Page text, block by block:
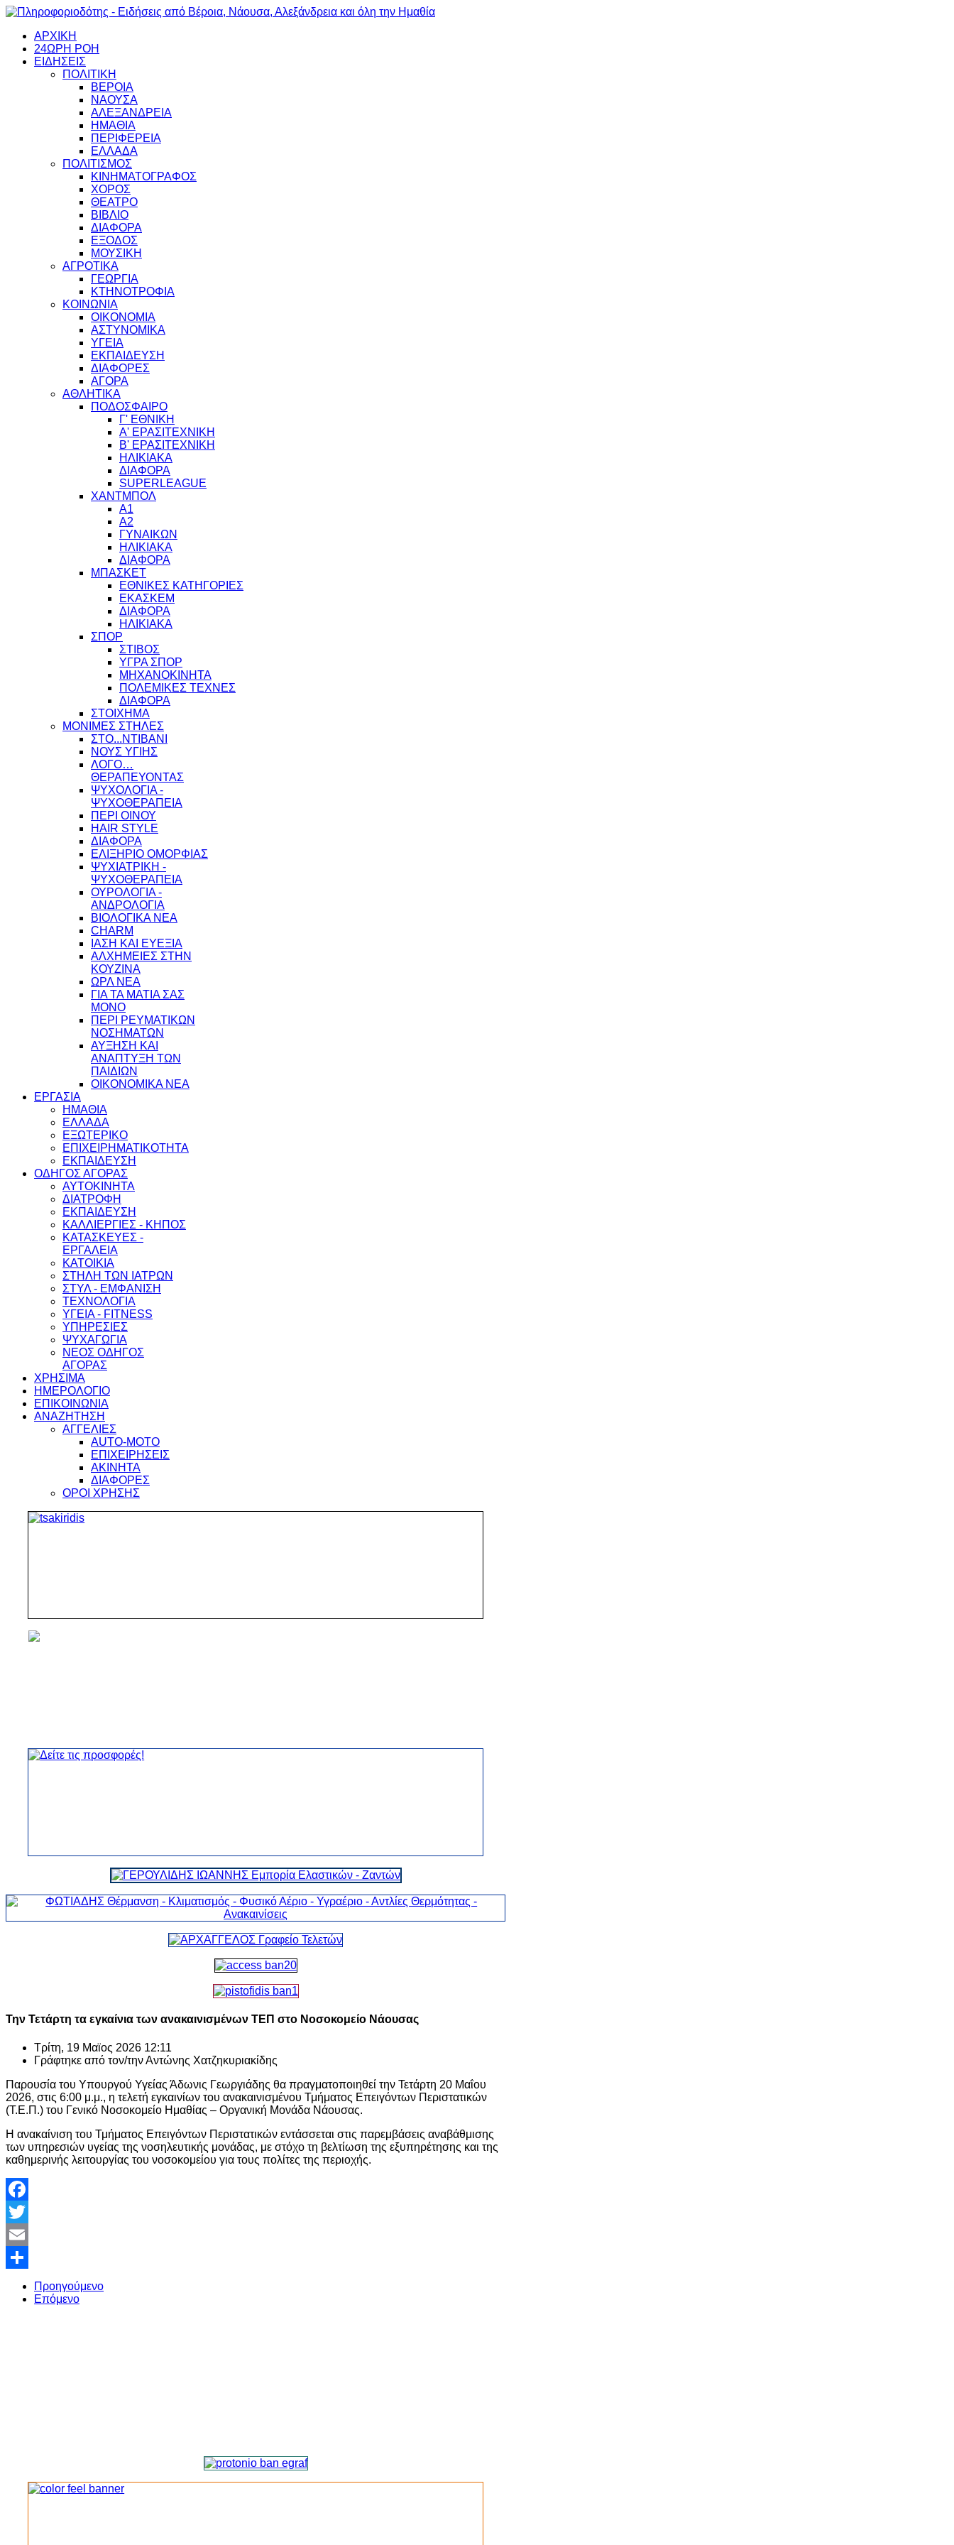
ΑΡΧΙΚΗ
24ΩΡΗ ΡΟΗ
ΕΙΔΗΣΕΙΣ
ΠΟΛΙΤΙΚΗ
ΒΕΡΟΙΑ
ΝΑΟΥΣΑ
ΑΛΕΞΑΝΔΡΕΙΑ
ΗΜΑΘΙΑ
ΠΕΡΙΦΕΡΕΙΑ
ΕΛΛΑΔΑ
ΠΟΛΙΤΙΣΜΟΣ
ΚΙΝΗΜΑΤΟΓΡΑΦΟΣ
ΧΟΡΟΣ
ΘΕΑΤΡΟ
ΒΙΒΛΙΟ
ΔΙΑΦΟΡΑ
ΕΞΟΔΟΣ
ΜΟΥΣΙΚΗ
ΑΓΡΟΤΙΚΑ
ΓΕΩΡΓΙΑ
ΚΤΗΝΟΤΡΟΦΙΑ
ΚΟΙΝΩΝΙΑ
ΟΙΚΟΝΟΜΙΑ
ΑΣΤΥΝΟΜΙΚΑ
ΥΓΕΙΑ
ΕΚΠΑΙΔΕΥΣΗ
ΔΙΑΦΟΡΕΣ
ΑΓΟΡΑ
ΑΘΛΗΤΙΚΑ
ΠΟΔΟΣΦΑΙΡΟ
Γ' ΕΘΝΙΚΗ
Α' ΕΡΑΣΙΤΕΧΝΙΚΗ
Β' ΕΡΑΣΙΤΕΧΝΙΚΗ
ΗΛΙΚΙΑΚΑ
ΔΙΑΦΟΡΑ
SUPERLEAGUE
ΧΑΝΤΜΠΟΛ
Α1
Α2
ΓΥΝΑΙΚΩΝ
ΗΛΙΚΙΑΚΑ
ΔΙΑΦΟΡΑ
ΜΠΑΣΚΕΤ
ΕΘΝΙΚΕΣ ΚΑΤΗΓΟΡΙΕΣ
ΕΚΑΣΚΕΜ
ΔΙΑΦΟΡΑ
ΗΛΙΚΙΑΚΑ
ΣΠΟΡ
ΣΤΙΒΟΣ
ΥΓΡΑ ΣΠΟΡ
ΜΗΧΑΝΟΚΙΝΗΤΑ
ΠΟΛΕΜΙΚΕΣ ΤΕΧΝΕΣ
ΔΙΑΦΟΡΑ
ΣΤΟΙΧΗΜΑ
ΜΟΝΙΜΕΣ ΣΤΗΛΕΣ
ΣΤΟ...ΝΤΙΒΑΝΙ
ΝΟΥΣ ΥΓΙΗΣ
ΛΟΓΟ…
ΘΕΡΑΠΕΥΟΝΤΑΣ
ΨΥΧΟΛΟΓΙΑ -
ΨΥΧΟΘΕΡΑΠΕΙΑ
ΠΕΡΙ ΟΙΝΟΥ
HAIR STYLE
ΔΙΑΦΟΡΑ
ΕΛΙΞΗΡΙΟ ΟΜΟΡΦΙΑΣ
ΨΥΧΙΑΤΡΙΚΗ -
ΨΥΧΟΘΕΡΑΠΕΙΑ
ΟΥΡΟΛΟΓΙΑ -
ΑΝΔΡΟΛΟΓΙΑ
ΒΙΟΛΟΓΙΚΑ ΝΕΑ
CHARM
ΙΑΣΗ ΚΑΙ ΕΥΕΞΙΑ
ΑΛΧΗΜΕΙΕΣ ΣΤΗΝ
ΚΟΥΖΙΝΑ
ΩΡΛ ΝEA
ΓΙΑ ΤΑ ΜΑΤΙΑ ΣΑΣ
ΜΟΝΟ
ΠΕΡΙ ΡΕΥΜΑΤΙΚΩΝ
ΝΟΣΗΜΑΤΩΝ
ΑΥΞΗΣΗ ΚΑΙ
ΑΝΑΠΤΥΞΗ ΤΩΝ
ΠΑΙΔΙΩΝ
ΟΙΚΟΝΟΜΙΚΑ ΝΕΑ
ΕΡΓΑΣΙΑ
ΗΜΑΘΙΑ
ΕΛΛΑΔΑ
ΕΞΩΤΕΡΙΚΟ
ΕΠΙΧΕΙΡΗΜΑΤΙΚΟΤΗΤΑ
ΕΚΠΑΙΔΕΥΣΗ
ΟΔΗΓΟΣ ΑΓΟΡΑΣ
ΑΥΤΟΚΙΝΗΤΑ
ΔΙΑΤΡΟΦΗ
ΕΚΠΑΙΔΕΥΣΗ
ΚΑΛΛΙΕΡΓΙΕΣ - ΚΗΠΟΣ
ΚΑΤΑΣΚΕΥΕΣ -
ΕΡΓΑΛΕΙΑ
ΚΑΤΟΙΚΙΑ
ΣΤΗΛΗ ΤΩΝ ΙΑΤΡΩΝ
ΣΤΥΛ - ΕΜΦΑΝΙΣΗ
ΤΕΧΝΟΛΟΓΙΑ
ΥΓΕΙΑ - FITNESS
ΥΠΗΡΕΣΙΕΣ
ΨΥΧΑΓΩΓΙΑ
ΝΕΟΣ ΟΔΗΓΟΣ
ΑΓΟΡΑΣ
ΧΡΗΣΙΜΑ
ΗΜΕΡΟΛΟΓΙΟ
ΕΠΙΚΟΙΝΩΝΙΑ
ΑΝΑΖΗΤΗΣΗ
ΑΓΓΕΛΙΕΣ
AUTO-MOTO
ΕΠΙΧΕΙΡΗΣΕΙΣ
ΑΚΙΝΗΤΑ
ΔΙΑΦΟΡΕΣ
ΟΡΟΙ ΧΡΗΣΗΣ
Την Τετάρτη τα εγκαίνια των ανακαινισμένων ΤΕΠ στο Νοσοκομείο Νάουσας
Τρίτη, 19 Μαϊος 2026 12:11
Γράφτηκε από τον/τηνΑντώνης Χατζηκυριακίδης
Παρουσία του Υπουργού Υγείας Άδωνις Γεωργιάδης θα πραγματοποιηθεί την Τετάρτη 20 Μαΐου
2026, στις 6:00 μ.μ., η τελετή εγκαινίων του ανακαινισμένου Τμήματος Επειγόντων Περιστατικών
(Τ.Ε.Π.) του Γενικό Νοσοκομείο Ημαθίας – Οργανική Μονάδα Νάουσας.
Η ανακαίνιση του Τμήματος Επειγόντων Περιστατικών εντάσσεται στις παρεμβάσεις αναβάθμισης
των υπηρεσιών υγείας της νοσηλευτικής μονάδας, με στόχο τη βελτίωση της εξυπηρέτησης και της
καθημερινής λειτουργίας του νοσοκομείου για τους πολίτες της περιοχής.
Facebook
Twitter
Email
Share
Προηγούμενο
Επόμενο